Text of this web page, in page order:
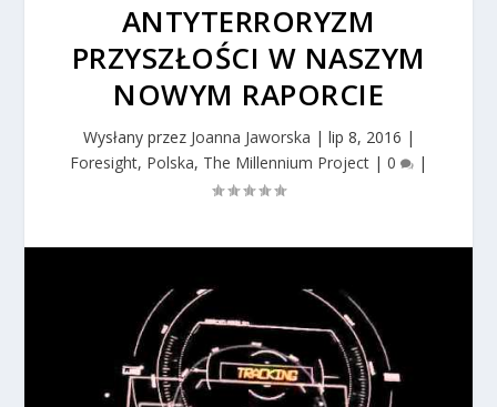
ANTYTERRORYZM
PRZYSZŁOŚCI W NASZYM
NOWYM RAPORCIE
Wysłany przez Joanna Jaworska | lip 8, 2016 |
Foresight, Polska, The Millennium Project | 0 |